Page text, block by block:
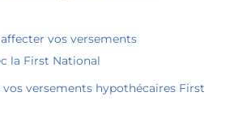
vos versements
la First National
versements hypothécaires First